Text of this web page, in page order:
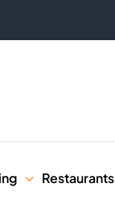
Restaurants